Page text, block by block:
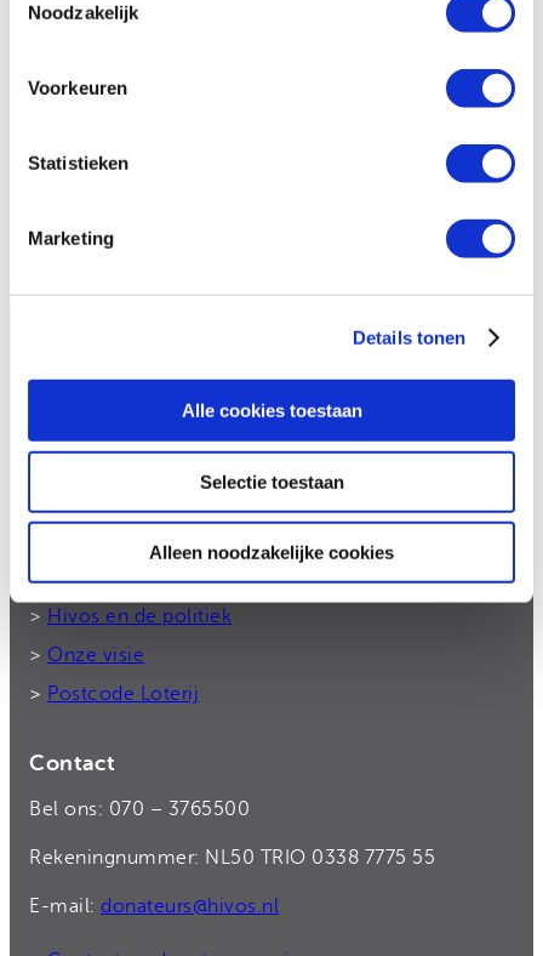
Noodzakelijk
Voorkeuren
Statistieken
Marketing
Details tonen
Alle cookies toestaan
Selectie toestaan
Alleen noodzakelijke cookies
Instagram
YouTube
Hivos gelooft in moedige mensen en in hun
kracht om zélf hun leven vorm te geven. Samen
komen we op voor gelijkheid en strijden we
Hivos in Nederland
> Hivos en de politiek
> Onze visie
> Postcode Loterij
Contact
Bel ons: 070 – 3765500
Rekeningnummer: NL50 TRIO 0338 7775 55
E-mail: donateurs@hivos.nl